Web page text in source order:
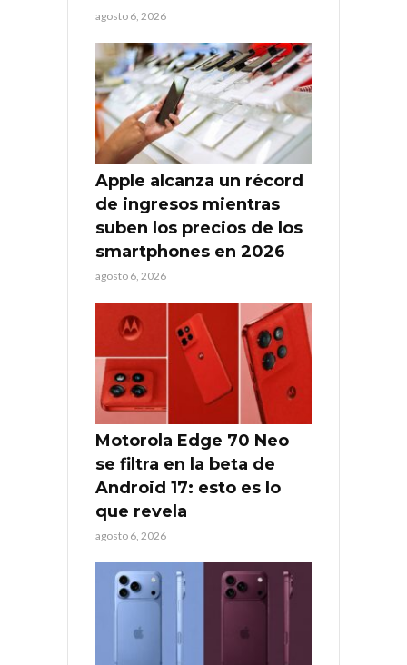
agosto 6, 2026
Apple alcanza un récord
de ingresos mientras
suben los precios de los
smartphones en 2026
agosto 6, 2026
Motorola Edge 70 Neo
se filtra en la beta de
Android 17: esto es lo
que revela
agosto 6, 2026